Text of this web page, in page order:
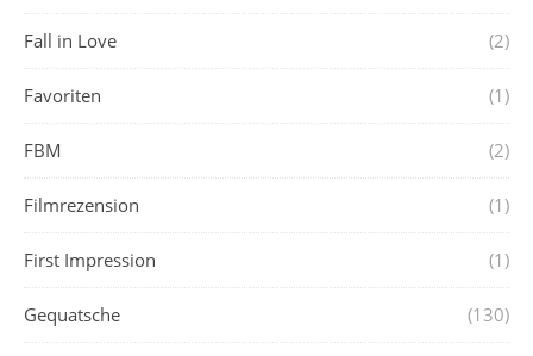
Fall in Love (2)
Favoriten (1)
FBM (2)
Filmrezension (1)
First Impression (1)
Gequatsche (130)